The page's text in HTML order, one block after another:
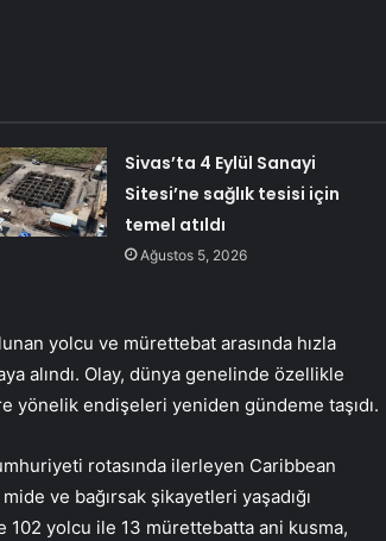
Sivas’ta 4 Eylül Sanayi
Sitesi’ne sağlık tesisi için
temel atıldı
Ağustos 5, 2026
yolcu ve mürettebat arasında hızla
alındı. Olay, dünya genelinde özellikle
yönelik endişeleri yeniden gündeme taşıdı.
rotasında ilerleyen Caribbean
ve bağırsak şikayetleri yaşadığı
yolcu ile 13 mürettebatta ani kusma,